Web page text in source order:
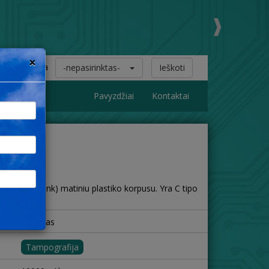
Talpa -nepasirinktas- Ieškoti
Pavyzdžiai Kontaktai
bank) matiniu plastiko korpusu. Yra C tipo
plastikas
Tampografija
×